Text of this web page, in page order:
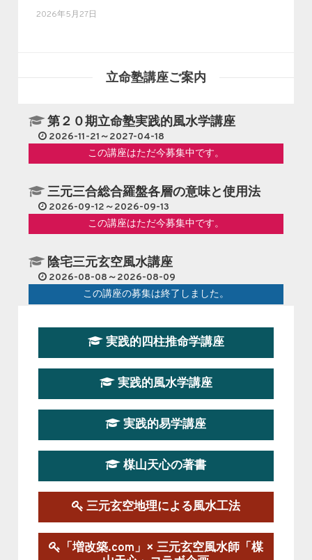
2026年5月27日
立命塾講座ご案内
第２０期立命塾実践的風水学講座
2026-11-21～2027-04-18
この講座はただ今募集中です。
三元三合総合羅盤各層の意味と使用法
2026-09-12～2026-09-13
この講座はただ今募集中です。
陰宅三元玄空風水講座
2026-08-08～2026-08-09
この講座の募集は終了しました。
第１９期立命塾『実践的易学講座』
2026-08-22～2026-10-25
第19期立命塾実践的四柱推命学講座
2026-03-20～2026-07-19
第１９期立命塾実践的風水学講座
この講座の募集は終了しました。
陰宅三元玄空風水講座
実践的四柱推命学講座
実践的風水学講座
実践的易学講座
楳山天心の著書
三元玄空地理による風水工法
「増改築.com」× 三元玄空風水師「楳